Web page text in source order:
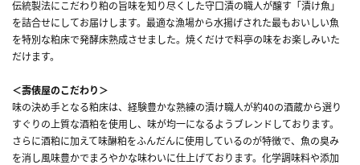
伝統製法にこだわり粕の旨味を知り尽くした守口漬の職人が醸す「漬け魚」
を詰合せにしてお届けします。最適な漁場から水揚げされた最もおいしい魚
を特別な粕床で発酵床熟成させました。焼くだけで料亭の味をお楽しみいた
だけます。
＜壽俵屋のこだわり＞
味の決め手となる粕床は、経験豊かな熟練の漬け職人が約40の酒蔵から選り
すぐりの上質な酒粕を使用し、味が均一になるようブレンドしております。
さらに酒粕に加えて味醂粕をふんだんに使用しているのが特徴で、魚の臭み
を消し風味豊かでまろやかな味わいに仕上げております。化学調味料や添加